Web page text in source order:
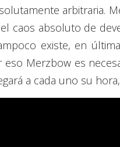
arbitraria.
caos absoluto de
existe, en
eso Merzbow es
a cada uno su